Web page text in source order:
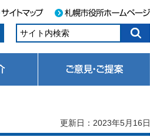
更新日：2023年5月16日